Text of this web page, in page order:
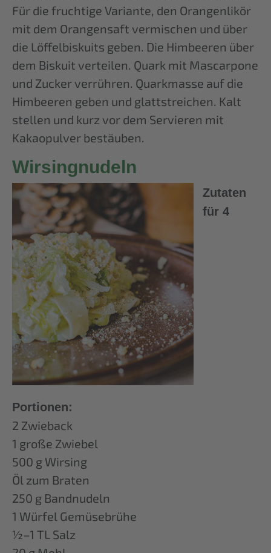
Für die fruchtige Variante, den Orangenlikör
mit dem Orangensaft vermischen und über
die Löffelbiskuits geben. Die Himbeeren über
dem Biskuit verteilen. Quark mit Mascarpone
und Zucker verrühren. Quarkmasse auf die
Himbeeren geben und glattstreichen. Kalt
stellen und kurz vor dem Servieren mit
Kakaopulver bestäuben.
Wirsingnudeln
Zutaten
für 4
Portionen:
2 Zwieback
1 große Zwiebel
500 g Wirsing
Öl zum Braten
250 g Bandnudeln
1 Würfel Gemüsebrühe
½–1 TL Salz